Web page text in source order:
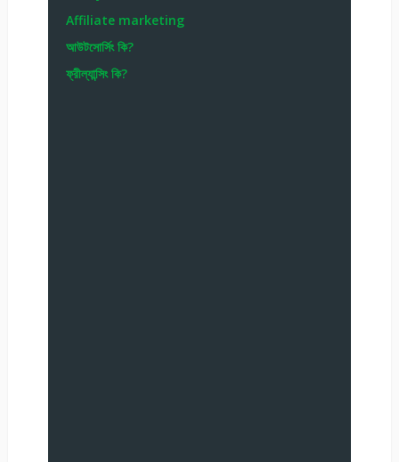
Affiliate marketing
আউটসোর্সিং কি?
ফ্রীল্যান্সিং কি?